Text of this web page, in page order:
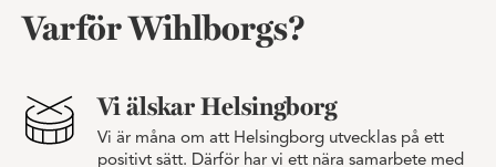
Varför Wihlborgs?
Vi älskar Helsingborg
Vi är måna om att Helsingborg utvecklas på ett
positivt sätt. Därför har vi ett nära samarbete med